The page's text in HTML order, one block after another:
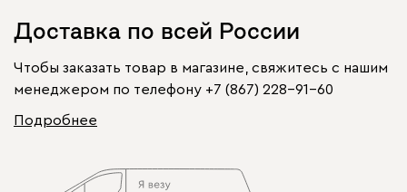
Доставка по всей России
Чтобы заказать товар в магазине, свяжитесь с нашим
менеджером по телефону +7 (867) 228-91-60
Подробнее